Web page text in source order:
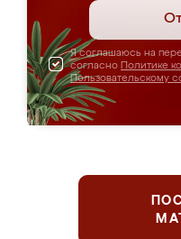
Я соглашаюсь на
согласно Политике
Пользовательскому